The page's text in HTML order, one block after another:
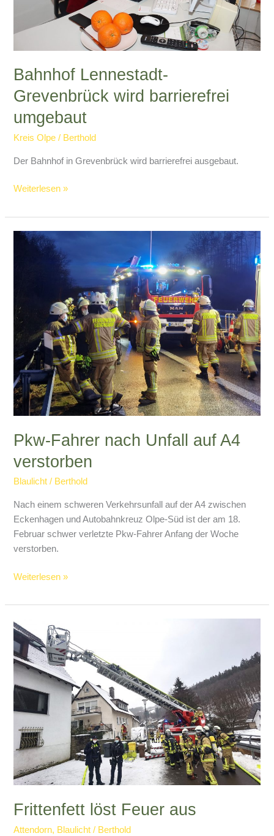
Bahnhof Lennestadt-
Grevenbrück wird barrierefrei
umgebaut
Kreis Olpe / Berthold
Der Bahnhof in Grevenbrück wird barrierefrei ausgebaut.
Bahnhof
Grevenbrück
wird
barrierefrei
Weiterlesen »
Pkw-Fahrer nach Unfall auf A4
verstorben
Blaulicht / Berthold
Nach einem schweren Verkehrsunfall auf der A4 zwischen
Eckenhagen und Autobahnkreuz Olpe-Süd ist der am 18.
Februar schwer verletzte Pkw-Fahrer Anfang der Woche
verstorben.
Pkw-
nach
Unfall
auf
A4
verstorben
Weiterlesen »
Frittenfett löst Feuer aus
Attendorn, Blaulicht / Berthold